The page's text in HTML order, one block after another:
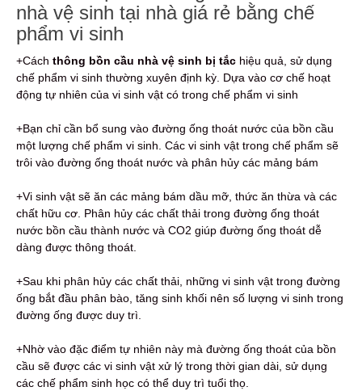
nhà vệ sinh tại nhà giá rẻ bằng chế
phẩm vi sinh
+Cách thông bồn cầu nhà vệ sinh bị tắc hiệu quả, sử dụng
chế phẩm vi sinh thường xuyên định kỳ. Dựa vào cơ chế hoạt
động tự nhiên của vi sinh vật có trong chế phẩm vi sinh
+Bạn chỉ cần bổ sung vào đường ống thoát nước của bồn cầu
một lượng chế phẩm vi sinh. Các vi sinh vật trong chế phẩm sẽ
trôi vào đường ống thoát nước và phân hủy các mảng bám
+Vi sinh vật sẽ ăn các mảng bám dầu mỡ, thức ăn thừa và các
chất hữu cơ. Phân hủy các chất thải trong đường ống thoát
nước bồn cầu thành nước và CO2 giúp đường ống thoát dễ
dàng được thông thoát.
+Sau khi phân hủy các chất thải, những vi sinh vật trong đường
ống bắt đầu phân bào, tăng sinh khối nên số lượng vi sinh trong
đường ống được duy trì.
+Nhờ vào đặc điểm tự nhiên này mà đường ống thoát của bồn
cầu sẽ được các vi sinh vật xử lý trong thời gian dài, sử dụng
các chế phẩm sinh học có thể duy trì tuổi thọ.